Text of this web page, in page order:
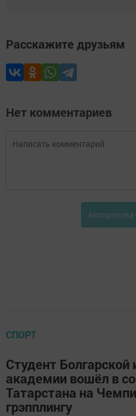
Расскажите друзьям
Нет комментариев
СПОРТ
Студент Болгарской
академии вошёл в
Татарстана на
грэпплингу